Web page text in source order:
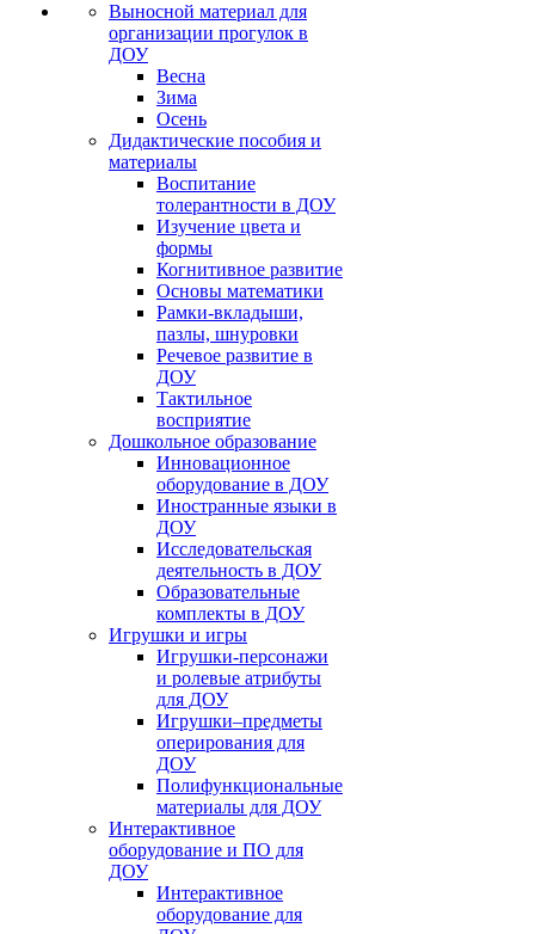
Выносной материал для
организации прогулок в
ДОУ
Весна
Зима
Осень
Дидактические пособия и
материалы
Воспитание
толерантности в ДОУ
Изучение цвета и
формы
Когнитивное развитие
Основы математики
Рамки-вкладыши,
пазлы, шнуровки
Речевое развитие в
ДОУ
Тактильное
восприятие
Дошкольное образование
Инновационное
оборудование в ДОУ
Иностранные языки в
ДОУ
Исследовательская
деятельность в ДОУ
Образовательные
комплекты в ДОУ
Игрушки и игры
Игрушки-персонажи
и ролевые атрибуты
для ДОУ
Игрушки–предметы
оперирования для
ДОУ
Полифункциональные
материалы для ДОУ
Интерактивное
оборудование и ПО для
ДОУ
Интерактивное
оборудование для